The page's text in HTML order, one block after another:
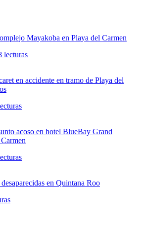
Mayakoba en Playa del Carmen
lecturas
en accidente en tramo de Playa del
acoso en hotel BlueBay Grand
en Quintana Roo